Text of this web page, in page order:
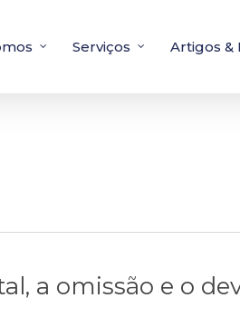
Serviços Artigos &
a omissão e o